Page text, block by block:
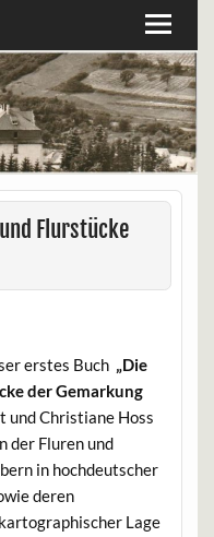
Flurstücke
erstes Buch „Die
der Gemarkung
und Christiane Hoss
der Fluren und
in hochdeutscher
deren
Lage